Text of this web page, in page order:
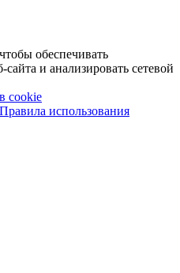
обеспечивать
и анализировать сетевой
cookie
Правила использования